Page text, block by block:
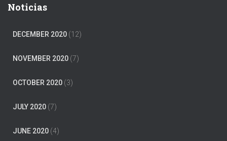
Noticias
DECEMBER 2020 (12)
NOVEMBER 2020 (7)
OCTOBER 2020 (3)
JULY 2020 (7)
JUNE 2020 (4)